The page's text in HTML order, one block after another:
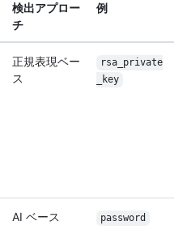
検出アプロー
チ
例
正規表現ベー
ス
rsa_private
_key
AI ベース password